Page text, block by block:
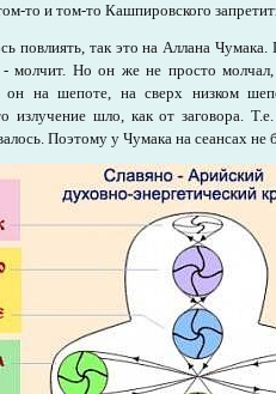
то и том-то Кашпировского
повлиять, так это на Аллана
молчит. Но он же не просто молчал,
он на шепоте, на сверх низком
шло, как от заговора.
Поэтому у Чумака на сеансах